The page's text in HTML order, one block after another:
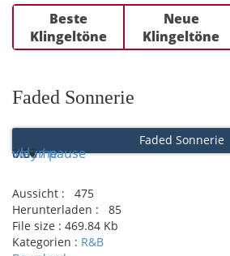
Beste
Klingeltöne
Neue
Klingeltöne
Faded Sonnerie
Faded Sonnerie
Play / pause
0:00
0:00
volume
Aussicht :
475
Herunterladen :
85
File size : 469.84 Kb
Kategorien : R&B